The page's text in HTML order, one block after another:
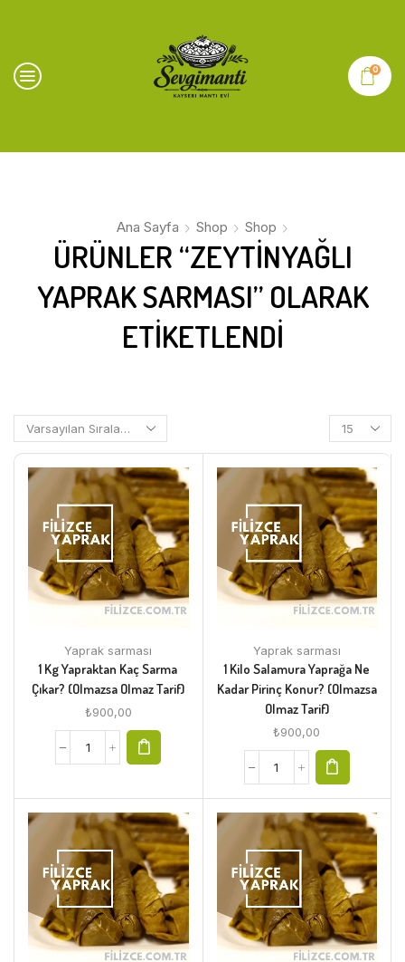
0
Ana Sayfa Shop Shop
ÜRÜNLER “ZEYTINYAĞLI
YAPRAK SARMASI” OLARAK
ETIKETLENDI
Yaprak sarması
1 Kg Yapraktan Kaç Sarma
Çıkar? (Olmazsa Olmaz Tarif)
₺900,00
Yaprak sarması
1 Kilo Salamura Yaprağa Ne
Kadar Pirinç Konur? (Olmazsa
Olmaz Tarif)
₺900,00